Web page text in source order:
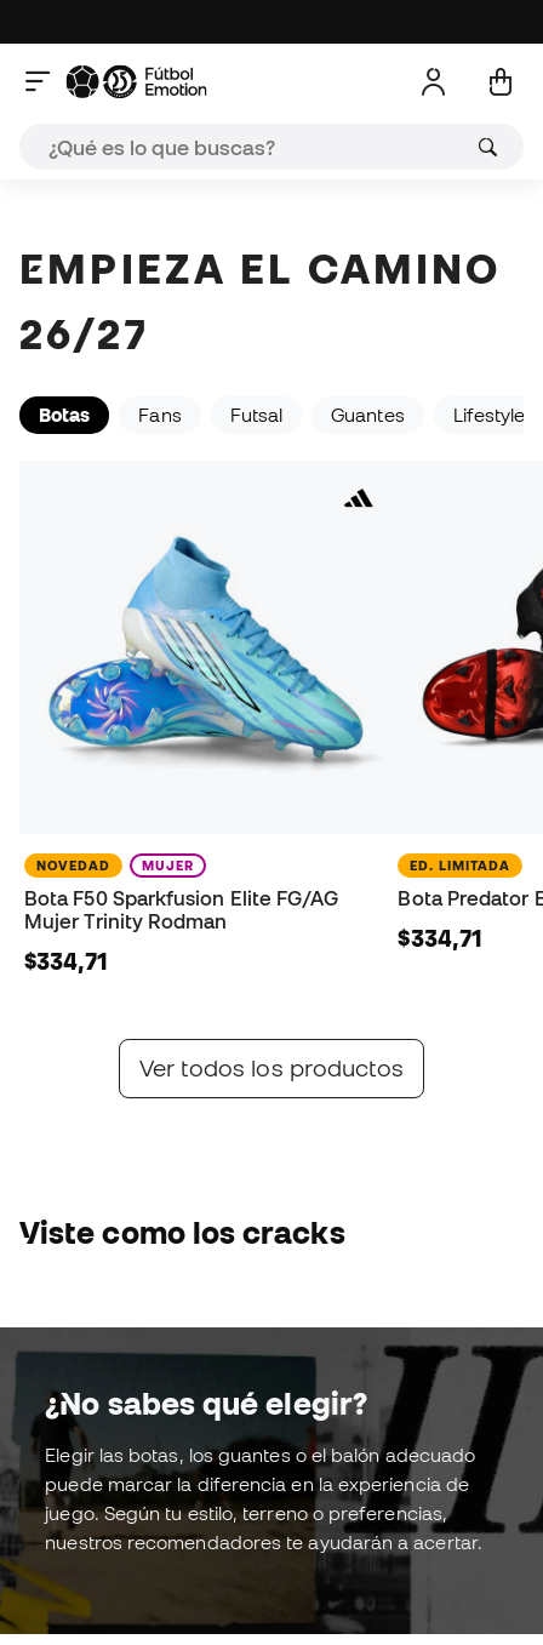
F50 y Predator.
¡Compra las F50!
EMPIEZA EL CAMINO
26/27
Botas Fans Futsal Guantes Lifestyle
NOVEDAD MUJER
Bota F50 Sparkfusion Elite FG/AG
Mujer Trinity Rodman
$334,71
ED. LIMITADA
Bota Predator
$334,71
Ver todos los productos
Nuevas F50, Predator & Copa
Ver pack
Nuevas Mercurial, Phantom & Tiempo
Ver pack
Viste como los cracks
¿No sabes qué elegir?
Elegir las botas, los guantes o el balón adecuado
puede marcar la diferencia en la experiencia de
juego. Según tu estilo, terreno o preferencias,
nuestros recomendadores te ayudarán a acertar.
Tacos